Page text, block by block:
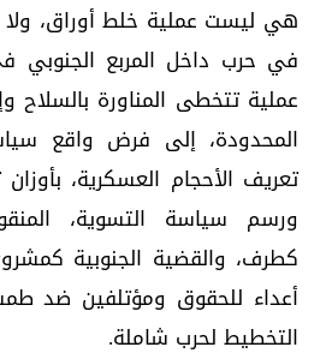
هي ليست عملية خلط أوراق، ولا
في حرب داخل المربع
عملية تتخطى المناورة بالسلاح
المحدودة، إلى فرض واقع
تعريف الأحجام العسكرية، بأوزان
ورسم سياسة التسوية،
كطرف، والقضية الجنوبية
أعداء للحقوق ومؤتلفين ضد
التخطيط لحرب شاملة.